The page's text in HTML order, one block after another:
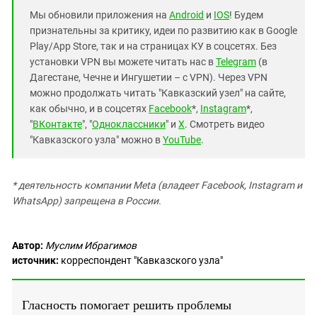
Мы обновили приложения на Android и IOS! Будем
признательны за критику, идеи по развитию как в Google
Play/App Store, так и на страницах КУ в соцсетях. Без
установки VPN вы можете читать нас вTelegram (в
Дагестане, Чечне и Ингушетии – с VPN). Через VPN
можно продолжать читать "Кавказский узел" на сайте,
как обычно, и в соцсетях Facebook*, Instagram*,
"ВКонтакте", "Одноклассники" и X. Смотреть видео
"Кавказского узла" можно вYouTube.
* деятельность компании Meta (владеет Facebook, Instagram и
WhatsApp) запрещена в России.
Автор: Муслим Ибрагимов
источник: корреспондент "Кавказского узла"
Гласность помогает решить проблемы